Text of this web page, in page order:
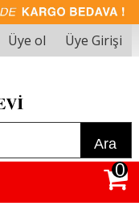
Üye ol Üye Girişi
Ara
0